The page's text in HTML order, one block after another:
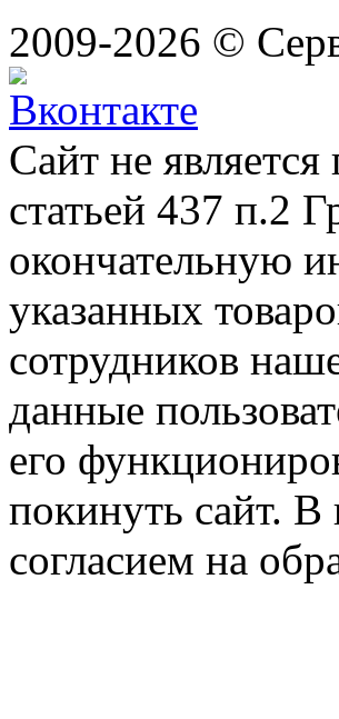
2009-2026 ©
Сайт не
статьей 437 п.2
окончательную
указанных
сотрудников
данные
его
покинуть сайт. В
согласием на